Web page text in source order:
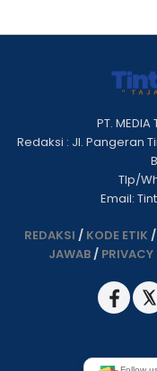
PT. MEDIA
Redaksi : Jl. Pangeran
Tlp/
Email:
REDAKSI / KODE ETIK /
JAWAB/ PRIVACY